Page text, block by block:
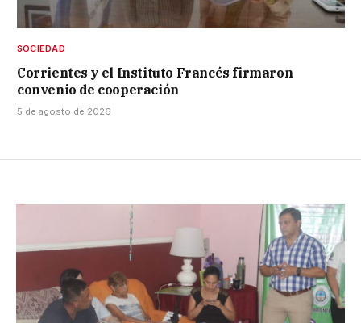
SOCIEDAD
Corrientes y el Instituto Francés firmaron
convenio de cooperación
5 de agosto de 2026